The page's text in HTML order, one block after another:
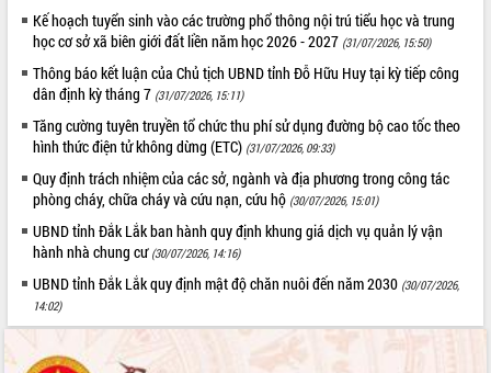
Kế hoạch tuyển sinh vào các trường phổ thông nội trú tiểu học và trung
học cơ sở xã biên giới đất liền năm học 2026 - 2027 (31/07/2026, 15:50)
Thông báo kết luận của Chủ tịch UBND tỉnh Đỗ Hữu Huy tại kỳ tiếp công
dân định kỳ tháng 7 (31/07/2026, 15:11)
Tăng cường tuyên truyền tổ chức thu phí sử dụng đường bộ cao tốc theo
hình thức điện tử không dừng (ETC) (31/07/2026, 09:33)
Quy định trách nhiệm của các sở, ngành và địa phương trong công tác
phòng cháy, chữa cháy và cứu nạn, cứu hộ (30/07/2026, 15:01)
UBND tỉnh Đắk Lắk ban hành quy định khung giá dịch vụ quản lý vận
hành nhà chung cư (30/07/2026, 14:16)
UBND tỉnh Đắk Lắk quy định mật độ chăn nuôi đến năm 2030 (30/07/2026,
14:02)